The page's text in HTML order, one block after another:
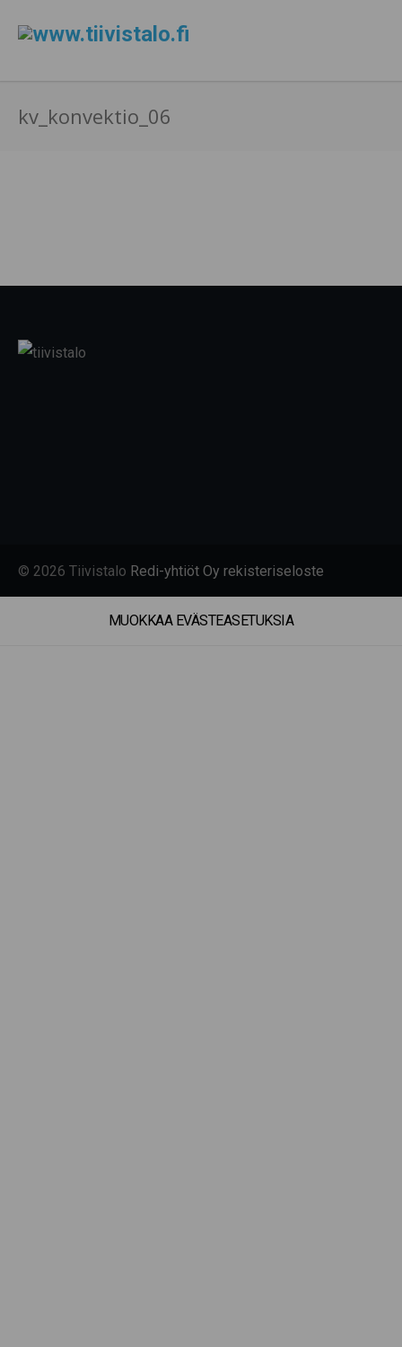
kv_konvektio_06
© 2026 Tiivistalo Redi-yhtiöt Oy rekisteriseloste
MUOKKAA EVÄSTEASETUKSIA